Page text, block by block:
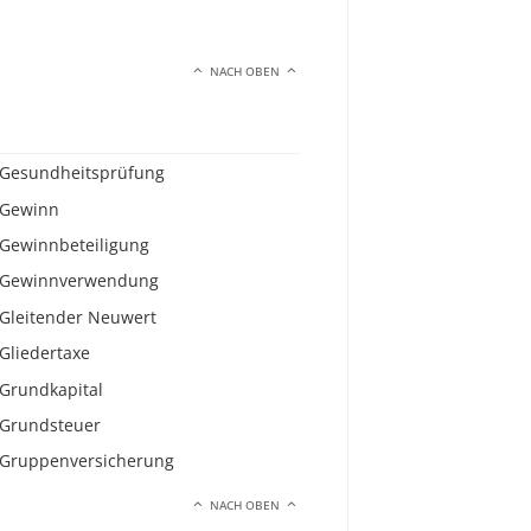
NACH OBEN
Gesundheitsprüfung
Gewinn
Gewinnbeteiligung
Gewinnverwendung
Gleitender Neuwert
Gliedertaxe
Grundkapital
Grundsteuer
Gruppenversicherung
NACH OBEN